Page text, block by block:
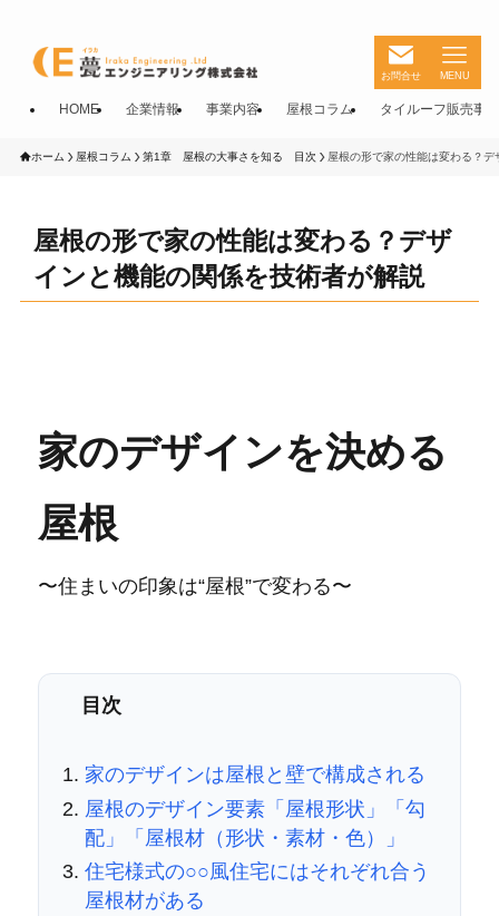
お問合せ MENU
HOME 企業情報 事業内容 屋根コラム タイルーフ販売事
ホーム 屋根コラム 第1章 屋根の大事さを知る 目次 屋根の形で家の性能は変わる？
屋根の形で家の性能は変わる？デザ
インと機能の関係を技術者が解説
家のデザインを決める
屋根
〜住まいの印象は“屋根”で変わる〜
目次
家のデザインは屋根と壁で構成される
屋根のデザイン要素「屋根形状」「勾
配」「屋根材（形状・素材・色）」
住宅様式の○○風住宅にはそれぞれ合う
屋根材がある